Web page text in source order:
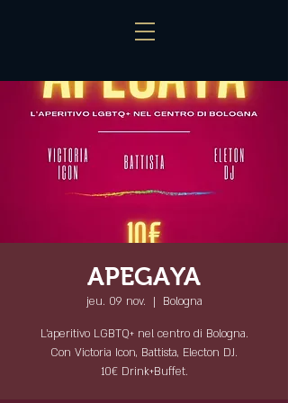
APEGAYA
jeu. 09 nov.
  |
Bologna
L'aperitivo LGBTQ+ nel centro di Bologna.
Con Victoria Icon, Battista, Electon DJ.
10€ Drink+Buffet.